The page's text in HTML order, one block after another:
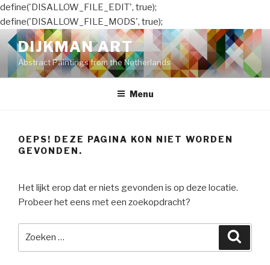
define('DISALLOW_FILE_EDIT', true);
define('DISALLOW_FILE_MODS', true);
Naar
de
inhoud
springen
DIJKMAN ART
Abstract Paintings from the Netherlands
Menu
OEPS! DEZE PAGINA KON NIET WORDEN
GEVONDEN.
Het lijkt erop dat er niets gevonden is op deze locatie.
Probeer het eens met een zoekopdracht?